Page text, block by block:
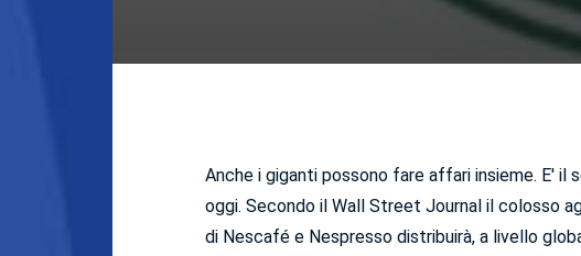
Anche i giganti possono fare affari insieme. E'
oggi. Secondo il Wall Street Journal il colosso
di Nescafé e Nespresso distribuirà, a livello